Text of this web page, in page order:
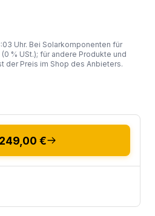
Uhr. Bei Solarkomponenten für
% USt.); für andere Produkte und
der Preis im Shop des Anbieters.
249,00 €